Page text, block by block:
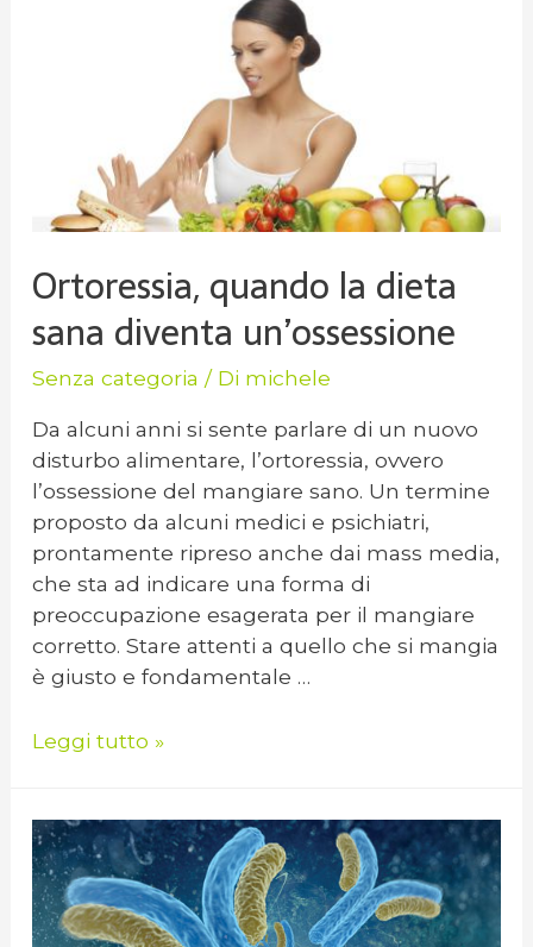
Ortoressia, quando la dieta
sana diventa un’ossessione
Senza categoria / Di michele
Da alcuni anni si sente parlare di un nuovo
disturbo alimentare, l’ortoressia, ovvero
l’ossessione del mangiare sano. Un termine
proposto da alcuni medici e psichiatri,
prontamente ripreso anche dai mass media,
che sta ad indicare una forma di
preoccupazione esagerata per il mangiare
corretto. Stare attenti a quello che si mangia
è giusto e fondamentale …
Leggi tutto »